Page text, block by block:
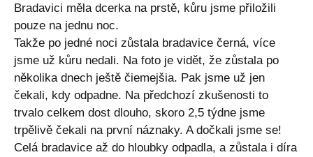
Bradavici měla dcerka na prstě, kůru jsme přiložili
pouze na jednu noc.
Takže po jedné noci zůstala bradavice černá, více
jsme už kůru nedali. Na foto je vidět, že zůstala po
několika dnech ještě čiemejšia. Pak jsme už jen
čekali, kdy odpadne. Na předchozí zkušenosti to
trvalo celkem dost dlouho, skoro 2,5 týdne jsme
trpělivě čekali na první náznaky. A dočkali jsme se!
Celá bradavice až do hloubky odpadla, a zůstala i díra